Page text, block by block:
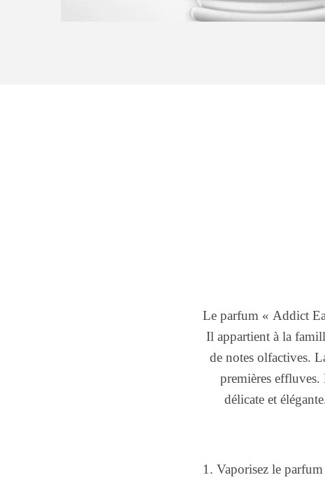
Le parfum « Addict
Il appartient à la
de notes olfactives.
premières
délicate et
1. Vaporisez le